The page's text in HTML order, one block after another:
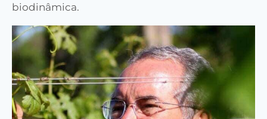
biodinâmica.